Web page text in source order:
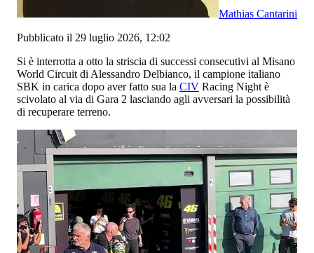
Mathias Cantarini
Pubblicato il 29 luglio 2026, 12:02
Si è interrotta a otto la striscia di successi consecutivi al Misano
World Circuit di Alessandro Delbianco, il campione italiano
SBK in carica dopo aver fatto sua la CIV Racing Night è
scivolato al via di Gara 2 lasciando agli avversari la possibilità
di recuperare terreno.